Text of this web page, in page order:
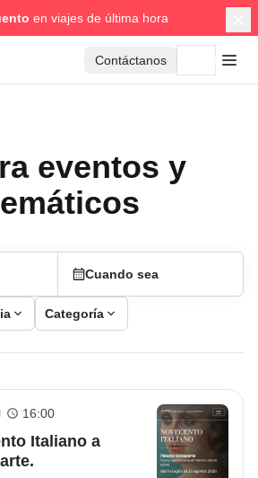
en viajes de última hora
Contáctanos
eventos y
Cuando sea
Categoría
16:00
Italiano a